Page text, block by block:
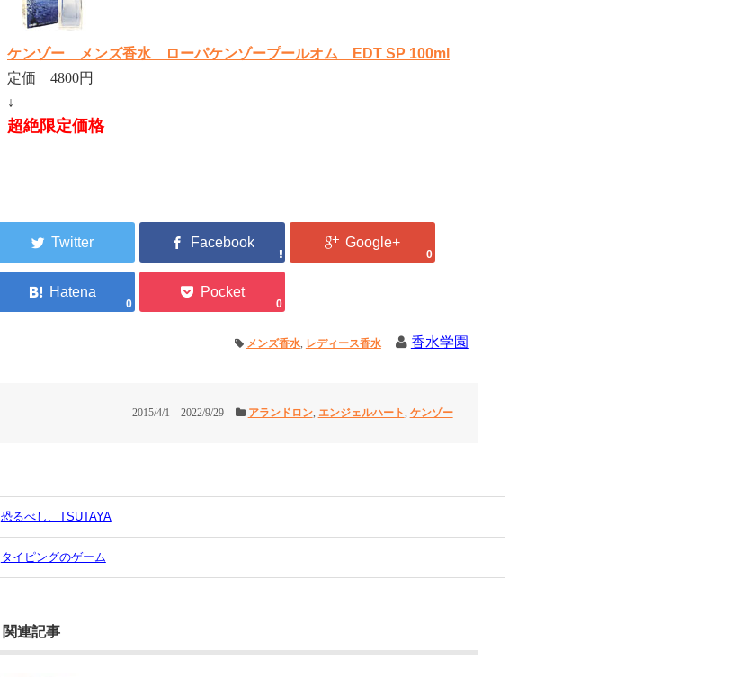
ケンゾー メンズ香水 ローパケンゾープールオム EDT SP 100ml
定価 4800円
↓
超絶限定価格
0
0 0
メンズ香水, レディース香水 香水学園
2015/4/1 2022/9/29 アランドロン, エンジェルハート, ケンゾー
恐るべし、TSUTAYA
タイピングのゲーム
関連記事